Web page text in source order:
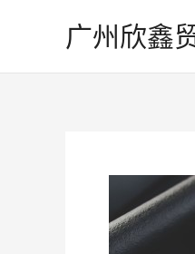
容
广州欣鑫